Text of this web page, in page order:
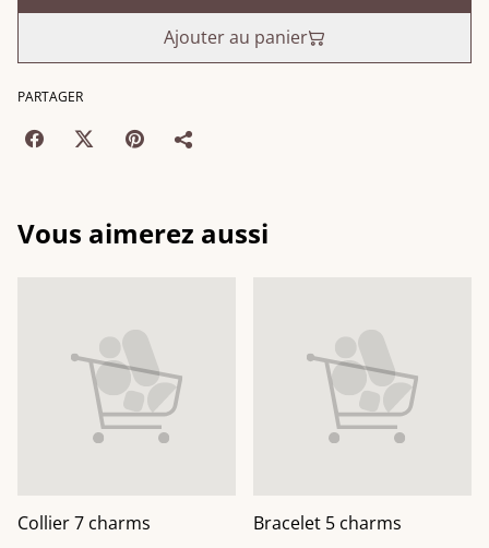
Ajouter au panier
PARTAGER
Vous aimerez aussi
Collier 7 charms
Bracelet 5 charms